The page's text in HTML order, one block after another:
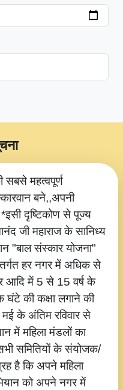
महत्वपूर्ण
बने,,अपनी
दृष्टिकोण से पूज्य
जी महाराज के सानिध्य
"बाल संस्कार योजना"
हर नगर में अधिक से
आदि में 5 से 15 वर्ष के
घंटे की कक्षा लगाने की
के अंतिम रविवार से
में महिला मंडलों का
समितियों के संयोजक/
है कि अपने महिला
को अपने नगर में